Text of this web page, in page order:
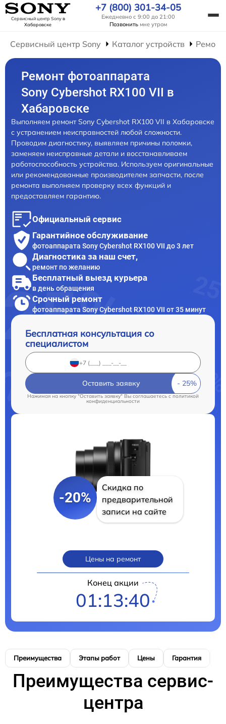
Сервисный центр Sonyв
Хабаровске
+7 (800) 301-34-05
Ежедневно с 9:00 до 21:00
Позвонить мне утром
Сервисный центр Sony Каталог устройств
Ремонт фотоаппарата
Sony Cybershot RX100 VII в
Хабаровске
Выполняем ремонт Sony Cybershot RX100 VII в Хабаровске
с устранением неисправностей любой сложности.
Проводим диагностику, выявляем причины поломки,
заменяем неисправные детали и восстанавливаем
работоспособность устройства. Используем оригинальные
или рекомендованные производителем запчасти, после
ремонта выполняем проверку всех функций и
предоставляем гарантию.
Официальный сервис
Гарантийное обслуживание
фотоаппарата Sony Cybershot RX100 VII до 3 лет
Диагностика за наш счет,
ремонт по желанию
Бесплатный выезд курьера
в день обращения
Срочный ремонт
фотоаппарата Sony Cybershot RX100 VII от 35 минут
Бесплатная консультация со
специалистом
Оставить заявку
Нажимая на кнопку "Оставить заявку" Вы соглашаетесь cполитикой
конфиденциальности
-20%
Скидка по
предварительной
записи на сайте
Цены на ремонт
Конец акции
01:13:39
Преимущества Этапы работ Цены Гарантия
Преимущества сервис-
центра